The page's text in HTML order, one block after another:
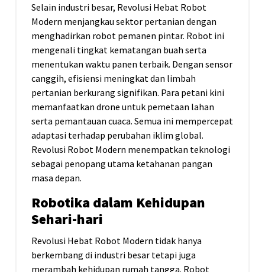
Selain industri besar, Revolusi Hebat Robot
Modern menjangkau sektor pertanian dengan
menghadirkan robot pemanen pintar. Robot ini
mengenali tingkat kematangan buah serta
menentukan waktu panen terbaik. Dengan sensor
canggih, efisiensi meningkat dan limbah
pertanian berkurang signifikan. Para petani kini
memanfaatkan drone untuk pemetaan lahan
serta pemantauan cuaca. Semua ini mempercepat
adaptasi terhadap perubahan iklim global.
Revolusi Robot Modern menempatkan teknologi
sebagai penopang utama ketahanan pangan
masa depan.
Robotika dalam Kehidupan
Sehari-hari
Revolusi Hebat Robot Modern tidak hanya
berkembang di industri besar tetapi juga
merambah kehidupan rumah tangga. Robot